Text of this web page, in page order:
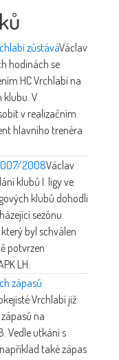
zůstáváVáclav
hodinách se
HC Vrchlabí na
klubu. V
v realizačním
hlavního trenéra
2008Václav
klubů I. ligy ve
klubů dohodli
sezónu.
byl schválen
potvrzen
LH.
zápasů
Vrchlabí již
na
Vedle utkání s
také zápas